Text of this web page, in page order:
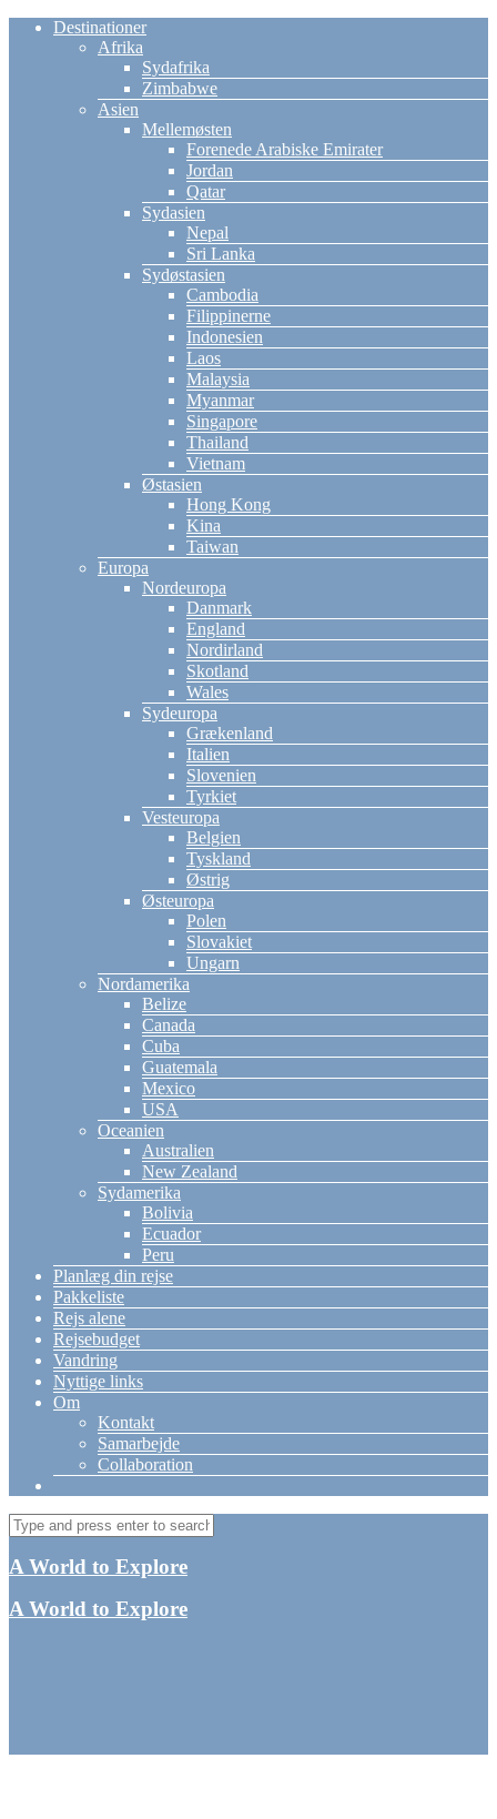
Destinationer
Afrika
Sydafrika
Zimbabwe
Asien
Mellemøsten
Forenede Arabiske Emirater
Jordan
Qatar
Sydasien
Nepal
Sri Lanka
Sydøstasien
Cambodia
Filippinerne
Indonesien
Laos
Malaysia
Myanmar
Singapore
Thailand
Vietnam
Østasien
Hong Kong
Kina
Taiwan
Europa
Nordeuropa
Danmark
England
Nordirland
Skotland
Wales
Sydeuropa
Grækenland
Italien
Slovenien
Tyrkiet
Vesteuropa
Belgien
Tyskland
Østrig
Østeuropa
Polen
Slovakiet
Ungarn
Nordamerika
Belize
Canada
Cuba
Guatemala
Mexico
USA
Oceanien
Australien
New Zealand
Sydamerika
Bolivia
Ecuador
Peru
Planlæg din rejse
Pakkeliste
Rejs alene
Rejsebudget
Vandring
Nyttige links
Om
Kontakt
Samarbejde
Collaboration
A World to Explore
A World to Explore